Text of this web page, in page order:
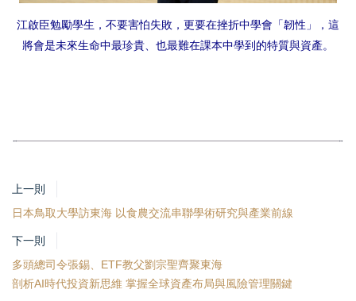
江啟臣勉勵學生，不要害怕失敗，更要在挫折中學會「韌性」，這
將會是未來生命中最珍貴、也最難在課本中學到的特質與資產。
上一則
日本鳥取大學訪東海 以食農交流串聯學術研究與產業前線
下一則
多頭總司令張錫、ETF教父劉宗聖齊聚東海
剖析AI時代投資新思維 掌握全球資產布局與風險管理關鍵